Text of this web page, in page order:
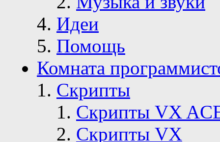
Идеи
Помощь
Комната
Скрипты
Скрипты VX
Скрипты VX